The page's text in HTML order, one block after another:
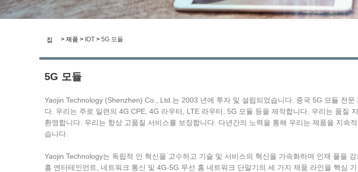
집 > 제품 > IOT > 5G 모듈
5G 모듈
Yaojin Technology (Shenzhen) Co., Ltd.는 2003 년에 투자 및 설립되었습니다. 중국 5G 모듈 전
다. 우리는 주로 일련의 4G CPE, 4G 라우터, LTE 라우터, 5G 모듈 등을 제작합니다. 우리는 품질
환영합니다. 우리는 항상 고품질 서비스를 보장합니다. 다년간의 노력을 통해 우리는 제품을 지
습니다.
Yaojin Technology는 독립적 인 혁신을 고수하고 기술 및 서비스의 혁신을 가속화하며 인재 풀을
홈 엔터테인먼트, 네트워크 통신 및 4G-5G 무선 홈 네트워크 단말기의 세 가지 제품 라인을 핵심